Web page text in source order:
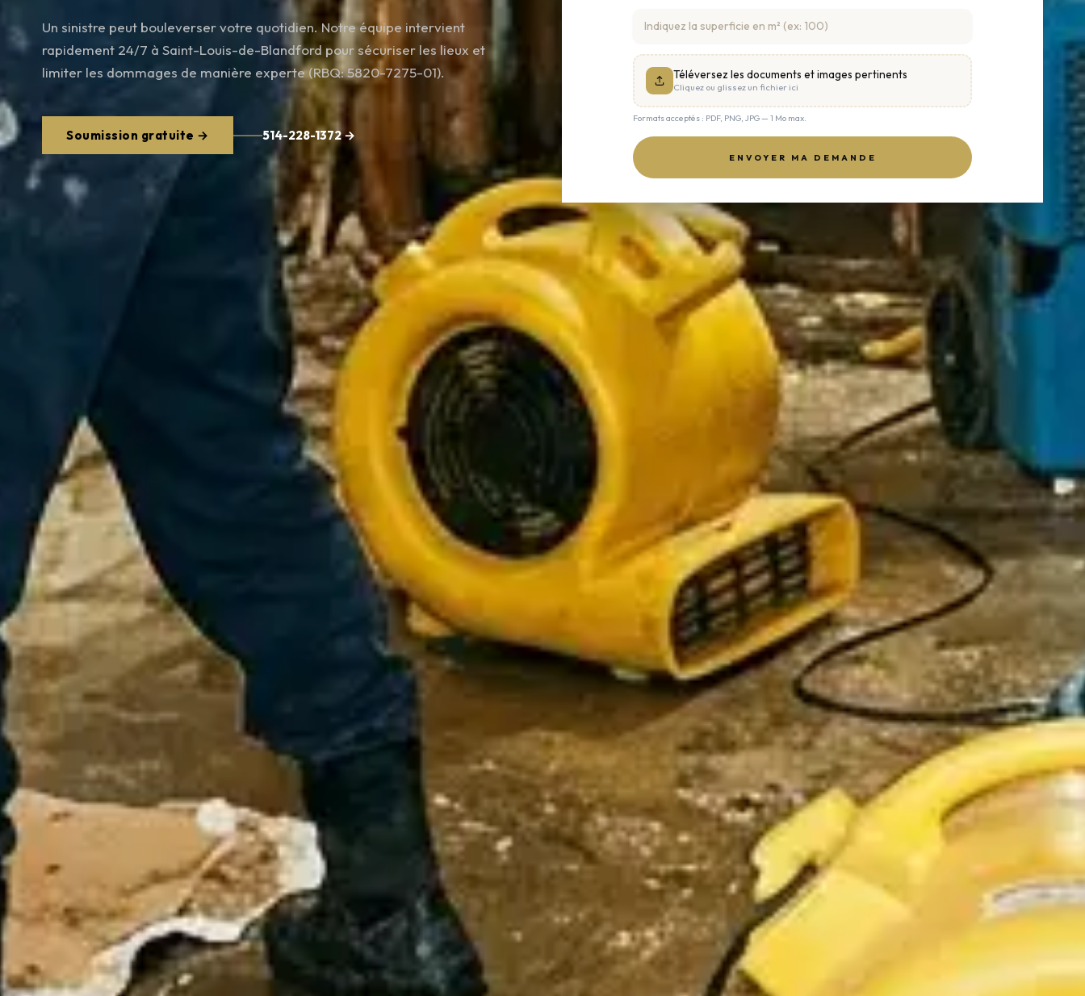
Un sinistre peut bouleverser votre quotidien. Notre équipe intervient
rapidement 24/7 à Saint-Louis-de-Blandford pour sécuriser les lieux et
limiter les dommages de manière experte (RBQ: 5820-7275-01).
Soumission gratuite → 514-228-1372 →
Téléversez les documents et images pertinents
Cliquez ou glissez un fichier ici
Formats acceptés : PDF, PNG, JPG — 1 Mo max.
ENVOYER MA DEMANDE